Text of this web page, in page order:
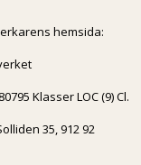
hemsida:
Klasser LOC (9) Cl.
35, 912 92